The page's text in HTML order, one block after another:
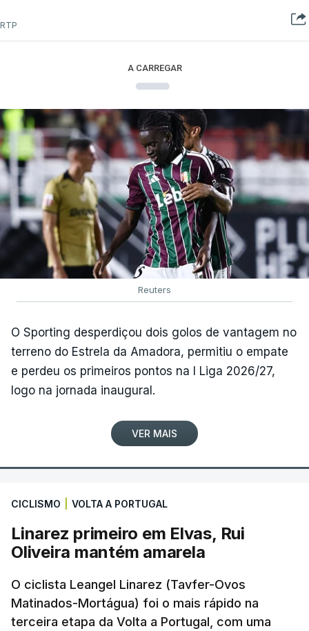
RTP
A CARREGAR
Reuters
O Sporting desperdiçou dois golos de vantagem no
terreno do Estrela da Amadora, permitiu o empate
e perdeu os primeiros pontos na I Liga 2026/27,
logo na jornada inaugural.
VER MAIS
CICLISMO VOLTA A PORTUGAL
Linarez primeiro em Elvas, Rui
Oliveira mantém amarela
O ciclista Leangel Linarez (Tavfer-Ovos
Matinados-Mortágua) foi o mais rápido na
terceira etapa da Volta a Portugal, com uma